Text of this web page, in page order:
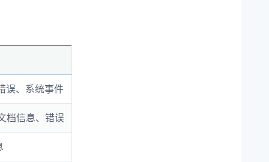
误、系统事件
档信息、错误